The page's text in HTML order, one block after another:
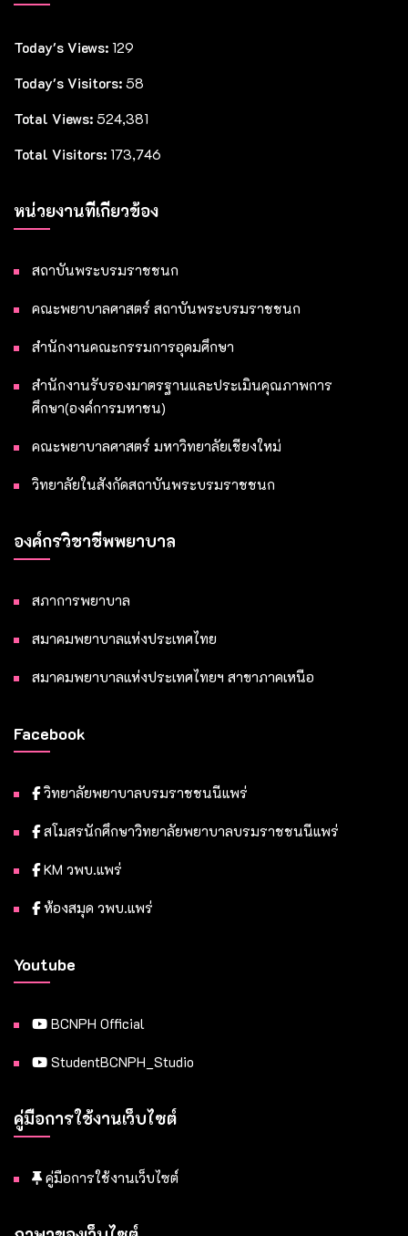
Today's Views: 129
Today's Visitors: 58
Total Views: 524,381
Total Visitors: 173,746
หน่วยงานที่เกี่ยวข้อง
สถาบันพระบรมราชชนก
คณะพยาบาลศาสตร์ สถาบันพระบรมราชชนก
สำนักงานคณะกรรมการอุดมศึกษา
สำนักงานรับรองมาตรฐานและประเมินคุณภาพการ
ศึกษา(องค์การมหาชน)
คณะพยาบาลศาสตร์ มหาวิทยาลัยเชียงใหม่
วิทยาลัยในสังกัดสถาบันพระบรมราชชนก
องค์กรวิชาชีพพยาบาล
สภาการพยาบาล
สมาคมพยาบาลแห่งประเทศไทย
สมาคมพยาบาลแห่งประเทศไทยฯ สาขาภาคเหนือ
Facebook
วิทยาลัยพยาบาลบรมราชชนนีแพร่
สโมสรนักศึกษาวิทยาลัยพยาบาลบรมราชชนนีแพร่
KM วพบ.แพร่
ห้องสมุด วพบ.แพร่
Youtube
BCNPH Official
StudentBCNPH_Studio
คู่มือการใช้งานเว็บไซต์
คู่มือการใช้งานเว็บไซต์